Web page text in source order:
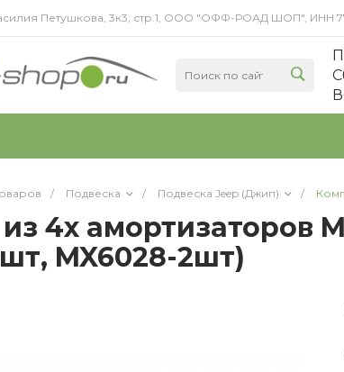
Петушкова, 3к3, стр.1, ООО "ОФФ-РОАД ШОП", ИНН
/ Подвеска / Подвеска Jeep (Джип) /
4х амортизаторов
MX6028-2шт)